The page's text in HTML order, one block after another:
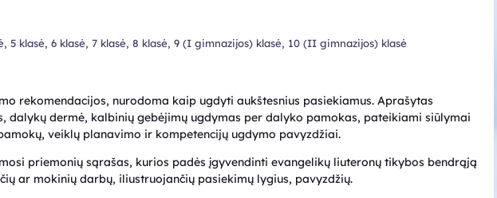
5 klasė, 6 klasė, 7 klasė, 8 klasė, 9 (I gimnazijos) klasė, 10 (II gimnazijos) klasė
rekomendacijos, nurodoma kaip ugdyti aukštesnius pasiekiamus. Aprašytas
dalykų dermė, kalbinių gebėjimų ugdymas per dalyko pamokas, pateikiami siūlymai
veiklų planavimo ir kompetencijų ugdymo pavyzdžiai.
priemonių sąrašas, kurios padės įgyvendinti evangelikų liuteronų tikybos bendrąją
ar mokinių darbų, iliustruojančių pasiekimų lygius, pavyzdžių.